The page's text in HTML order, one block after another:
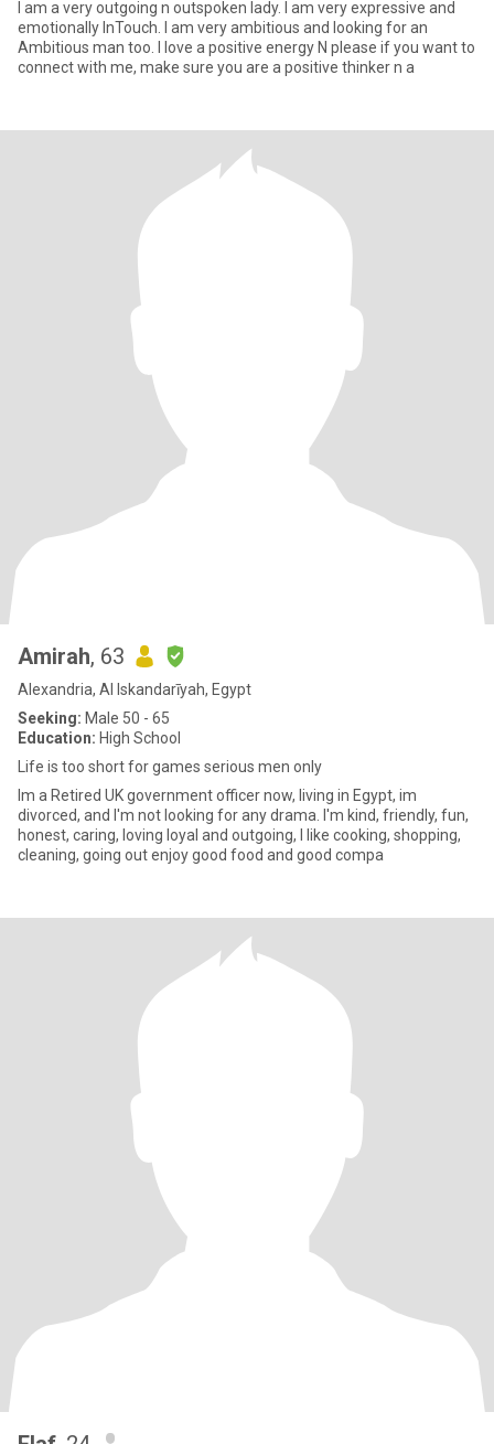
I am a very outgoing n outspoken lady. I am very expressive and
emotionally InTouch. I am very ambitious and looking for an
Ambitious man too. I love a positive energy N please if you want to
connect with me, make sure you are a positive thinker n a
Amirah, 63
Alexandria, Al Iskandarīyah, Egypt
Seeking: Male 50 - 65
Education: High School
Life is too short for games serious men only
Im a Retired UK government officer now, living in Egypt, im
divorced, and I'm not looking for any drama. I'm kind, friendly, fun,
honest, caring, loving loyal and outgoing, I like cooking, shopping,
cleaning, going out enjoy good food and good compa